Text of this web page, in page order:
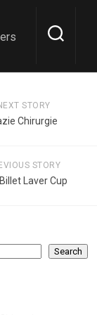
STORY
Chirurgie
STORY
Laver Cup
Search